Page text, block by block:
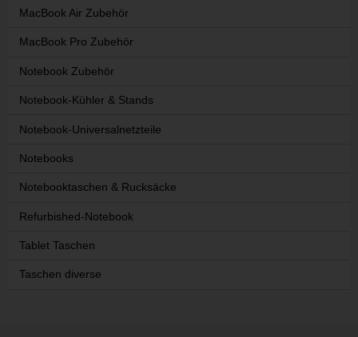
MacBook Air Zubehör
MacBook Pro Zubehör
Notebook Zubehör
Notebook-Kühler & Stands
Notebook-Universalnetzteile
Notebooks
Notebooktaschen & Rucksäcke
Refurbished-Notebook
Tablet Taschen
Taschen diverse